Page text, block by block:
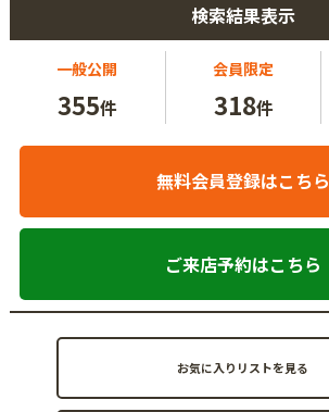
検索結果表示
一般公開
355件
会員限定
318件
無料会員登録はこちら
ご来店予約はこちら
お気に入りリストを見る